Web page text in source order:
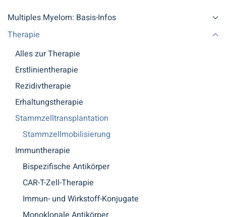
Multiples Myelom: Basis-Infos
Therapie
Alles zur Therapie
Erstlinientherapie
Rezidivtherapie
Erhaltungstherapie
Stammzelltransplantation
Stammzellmobilisierung
Immuntherapie
Bispezifische Antikörper
CAR-T-Zell-Therapie
Immun- und Wirkstoff-Konjugate